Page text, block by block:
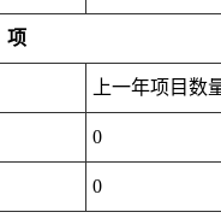
项
上一年项目数
0
0